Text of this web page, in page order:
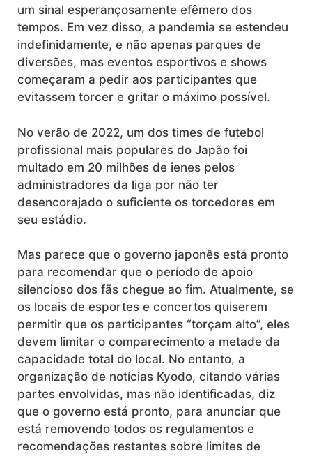
um sinal esperançosamente efêmero dos
tempos. Em vez disso, a pandemia se estendeu
indefinidamente, e não apenas parques de
diversões, mas eventos esportivos e shows
começaram a pedir aos participantes que
evitassem torcer e gritar o máximo possível.
No verão de 2022, um dos times de futebol
profissional mais populares do Japão foi
multado em 20 milhões de ienes pelos
administradores da liga por não ter
desencorajado o suficiente os torcedores em
seu estádio.
Mas parece que o governo japonês está pronto
para recomendar que o período de apoio
silencioso dos fãs chegue ao fim. Atualmente, se
os locais de esportes e concertos quiserem
permitir que os participantes “torçam alto”, eles
devem limitar o comparecimento a metade da
capacidade total do local. No entanto, a
organização de notícias Kyodo, citando várias
partes envolvidas, mas não identificadas, diz
que o governo está pronto, para anunciar que
está removendo todos os regulamentos e
recomendações restantes sobre limites de